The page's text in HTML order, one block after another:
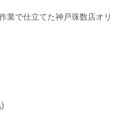
業で仕立てた神戸珠数店オリ